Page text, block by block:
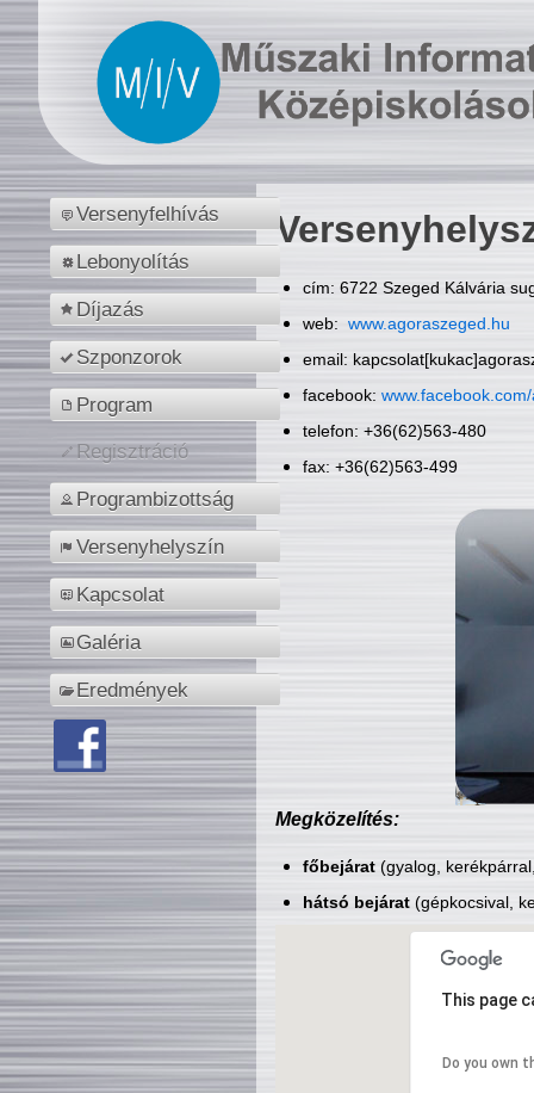
Versenyfelhívás
Lebonyolítás
Díjazás
Szponzorok
Program
Regisztráció
Programbizottság
Versenyhelyszín
Kapcsolat
Galéria
Eredmények
cím: 6722 Szeged Kálvária
web: www.agoraszeged.hu
email:
facebook:
telefon: +36(62)563-480
fax: +36(62)563-499
Megközelítés:
főbejárat(gyalog,
hátsó bejárat(gépkocsival,
This page
Do you own